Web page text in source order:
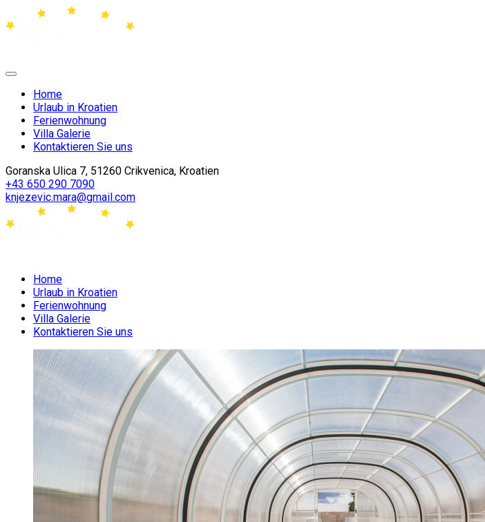
Home
Urlaub in Kroatien
Ferienwohnung
Villa Galerie
Kontaktieren Sie uns
Goranska Ulica 7, 51260 Crikvenica, Kroatien
+43 650 290 7090
knjezevic.mara@gmail.com
Home
Urlaub in Kroatien
Ferienwohnung
Villa Galerie
Kontaktieren Sie uns